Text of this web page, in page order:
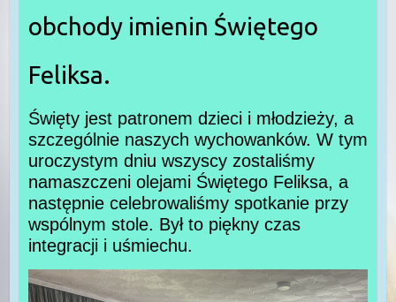
obchody imienin Świętego
Feliksa.
Święty jest patronem dzieci i młodzieży, a
szczególnie naszych wychowanków. W tym
uroczystym dniu wszyscy zostaliśmy
namaszczeni olejami Świętego Feliksa, a
następnie celebrowaliśmy spotkanie przy
wspólnym stole. Był to piękny czas
integracji i uśmiechu.